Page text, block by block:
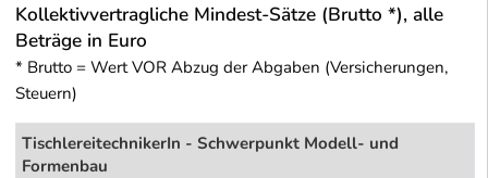
Kollektivvertragliche Mindest-Sätze (Brutto *), alle
Beträge in Euro
* Brutto = Wert VOR Abzug der Abgaben (Versicherungen,
Steuern)
TischlereitechnikerIn - Schwerpunkt Modell- und
Formenbau